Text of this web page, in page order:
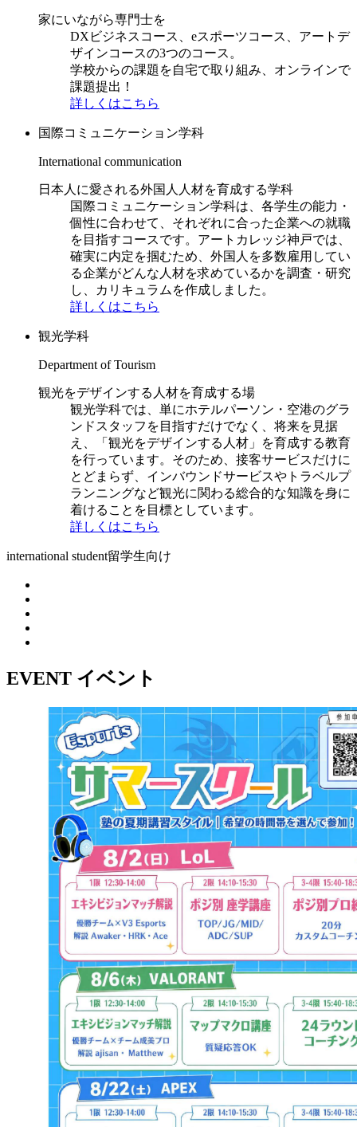
家にいながら専門士を
DXビジネスコース、eスポーツコース、アートデ
ザインコースの3つのコース。
学校からの課題を自宅で取り組み、オンラインで
課題提出！
詳しくはこちら
国際コミュニケーション学科
International communication
日本人に愛される外国人人材を育成する学科
国際コミュニケーション学科は、各学生の能力・
個性に合わせて、それぞれに合った企業への就職
を目指すコースです。アートカレッジ神戸では、
確実に内定を掴むため、外国人を多数雇用してい
る企業がどんな人材を求めているかを調査・研究
し、カリキュラムを作成しました。
詳しくはこちら
観光学科
Department of Tourism
観光をデザインする人材を育成する場
観光学科では、単にホテルパーソン・空港のグラ
ンドスタッフを目指すだけでなく、将来を見据
え、「観光をデザインする人材」を育成する教育
を行っています。そのため、接客サービスだけに
とどまらず、インバウンドサービスやトラベルプ
ランニングなど観光に関わる総合的な知識を身に
着けることを目標としています。
詳しくはこちら
international student留学生向け
EVENT イベント